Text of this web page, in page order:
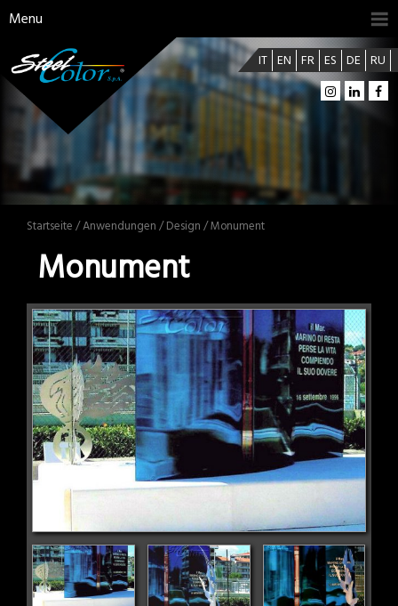
Menu
IT EN FR ES DE RU
Startseite /Anwendungen /Design / Monument
Monument